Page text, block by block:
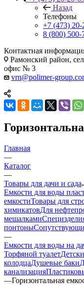
Назад
Телефоны
+7 (473) 20-
8 (800) 500-
Контактная
Рамонский район,
офис № 3
vrn@polimer-
Главная
—
Каталог
—
Товары для дачи и сада
Емкости для воды
емкостиТовары для
химикатовДля
мешалками
понтоны
—
Емкости для воды на
Торфяной туалет
колодцаДушевые баки
канализация
—Горизонтальная